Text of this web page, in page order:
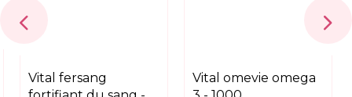
vital fersang
vital omevie omega